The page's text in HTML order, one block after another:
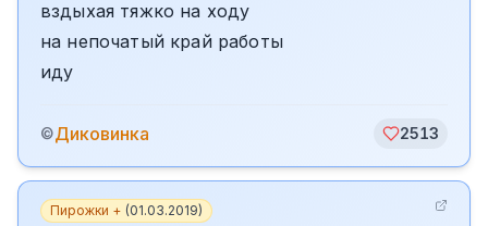
вздыхая тяжко на ходу
на непочатый край работы
иду
©Диковинка 2513
Пирожки + (01.03.2019)